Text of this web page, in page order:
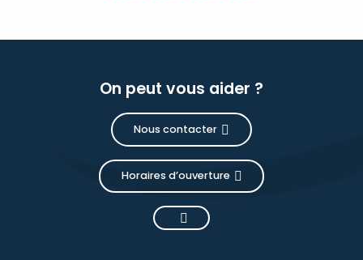
On peut vous aider ?
Nous contacter
Horaires d’ouverture